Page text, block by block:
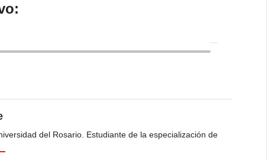
del Rosario. Estudiante de la especialización de